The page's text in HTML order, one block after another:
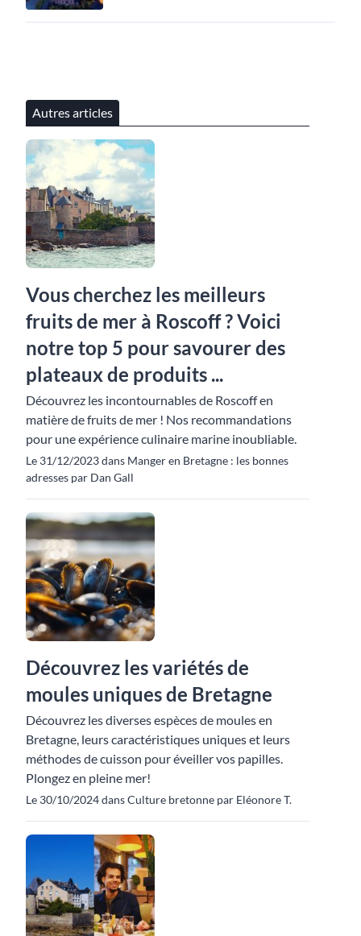
Autres articles
Vous cherchez les meilleurs
fruits de mer à Roscoff ? Voici
notre top 5 pour savourer des
plateaux de produits ...
Découvrez les incontournables de Roscoff en
matière de fruits de mer ! Nos recommandations
pour une expérience culinaire marine inoubliable.
Le 31/12/2023 dans Manger en Bretagne : les bonnes
adresses par Dan Gall
Découvrez les variétés de
moules uniques de Bretagne
Découvrez les diverses espèces de moules en
Bretagne, leurs caractéristiques uniques et leurs
méthodes de cuisson pour éveiller vos papilles.
Plongez en pleine mer!
Le 30/10/2024 dans Culture bretonne par Eléonore T.